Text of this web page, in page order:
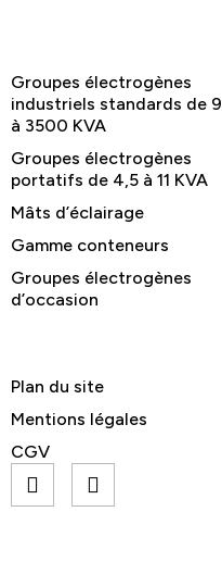
Groupes électrogènes
industriels standards de 9
à 3500 KVA
Groupes électrogènes
portatifs de 4,5 à 11 KVA
Mâts d’éclairage
Gamme conteneurs
Groupes électrogènes
d’occasion
Plan du site
Mentions légales
CGV